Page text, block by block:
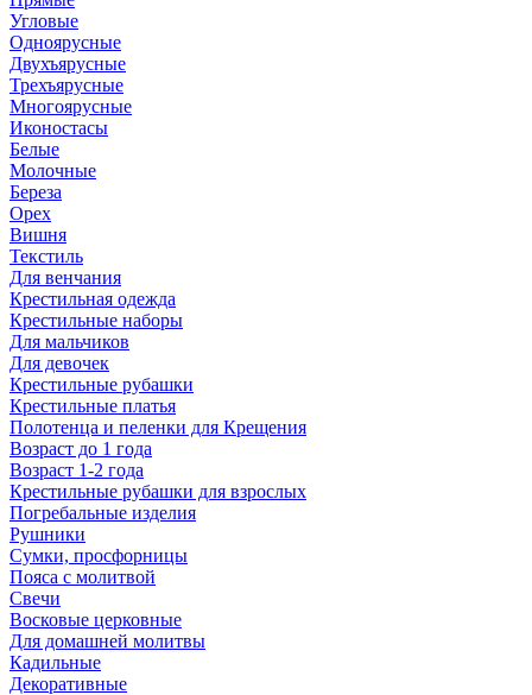
Угловые
Одноярусные
Двухъярусные
Трехъярусные
Многоярусные
Иконостасы
Белые
Молочные
Береза
Орех
Вишня
Текстиль
Для венчания
Крестильная одежда
Крестильные наборы
Для мальчиков
Для девочек
Крестильные рубашки
Крестильные платья
Полотенца и пеленки для Крещения
Возраст до 1 года
Возраст 1-2 года
Крестильные рубашки для взрослых
Погребальные изделия
Рушники
Сумки, просфорницы
Пояса с молитвой
Свечи
Восковые церковные
Для домашней молитвы
Кадильные
Декоративные